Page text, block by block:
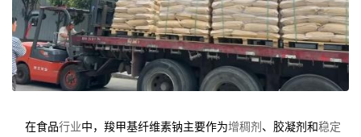
在食品行业中，羧甲基纤维素钠主要作为增稠剂、胶凝剂和稳定